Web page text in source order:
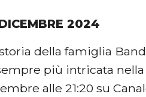
2024
della famiglia
più intricata
alle 21:20 su